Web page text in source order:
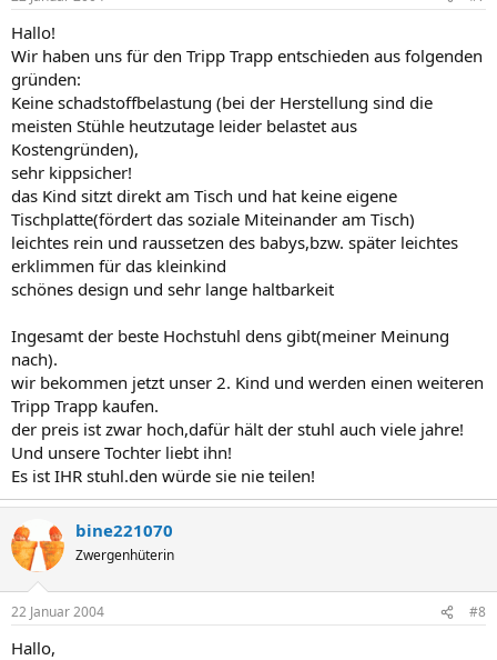
Hallo!
Wir haben uns für den Tripp Trapp entschieden aus folgenden
gründen:
Keine schadstoffbelastung (bei der Herstellung sind die
meisten Stühle heutzutage leider belastet aus
Kostengründen),
sehr kippsicher!
das Kind sitzt direkt am Tisch und hat keine eigene
Tischplatte(fördert das soziale Miteinander am Tisch)
leichtes rein und raussetzen des babys,bzw. später leichtes
erklimmen für das kleinkind
schönes design und sehr lange haltbarkeit
Ingesamt der beste Hochstuhl dens gibt(meiner Meinung
nach).
wir bekommen jetzt unser 2. Kind und werden einen weiteren
Tripp Trapp kaufen.
der preis ist zwar hoch,dafür hält der stuhl auch viele jahre!
Und unsere Tochter liebt ihn!
Es ist IHR stuhl.den würde sie nie teilen!
bine221070
Zwergenhüterin
22 Januar 2004 #8
Hallo,